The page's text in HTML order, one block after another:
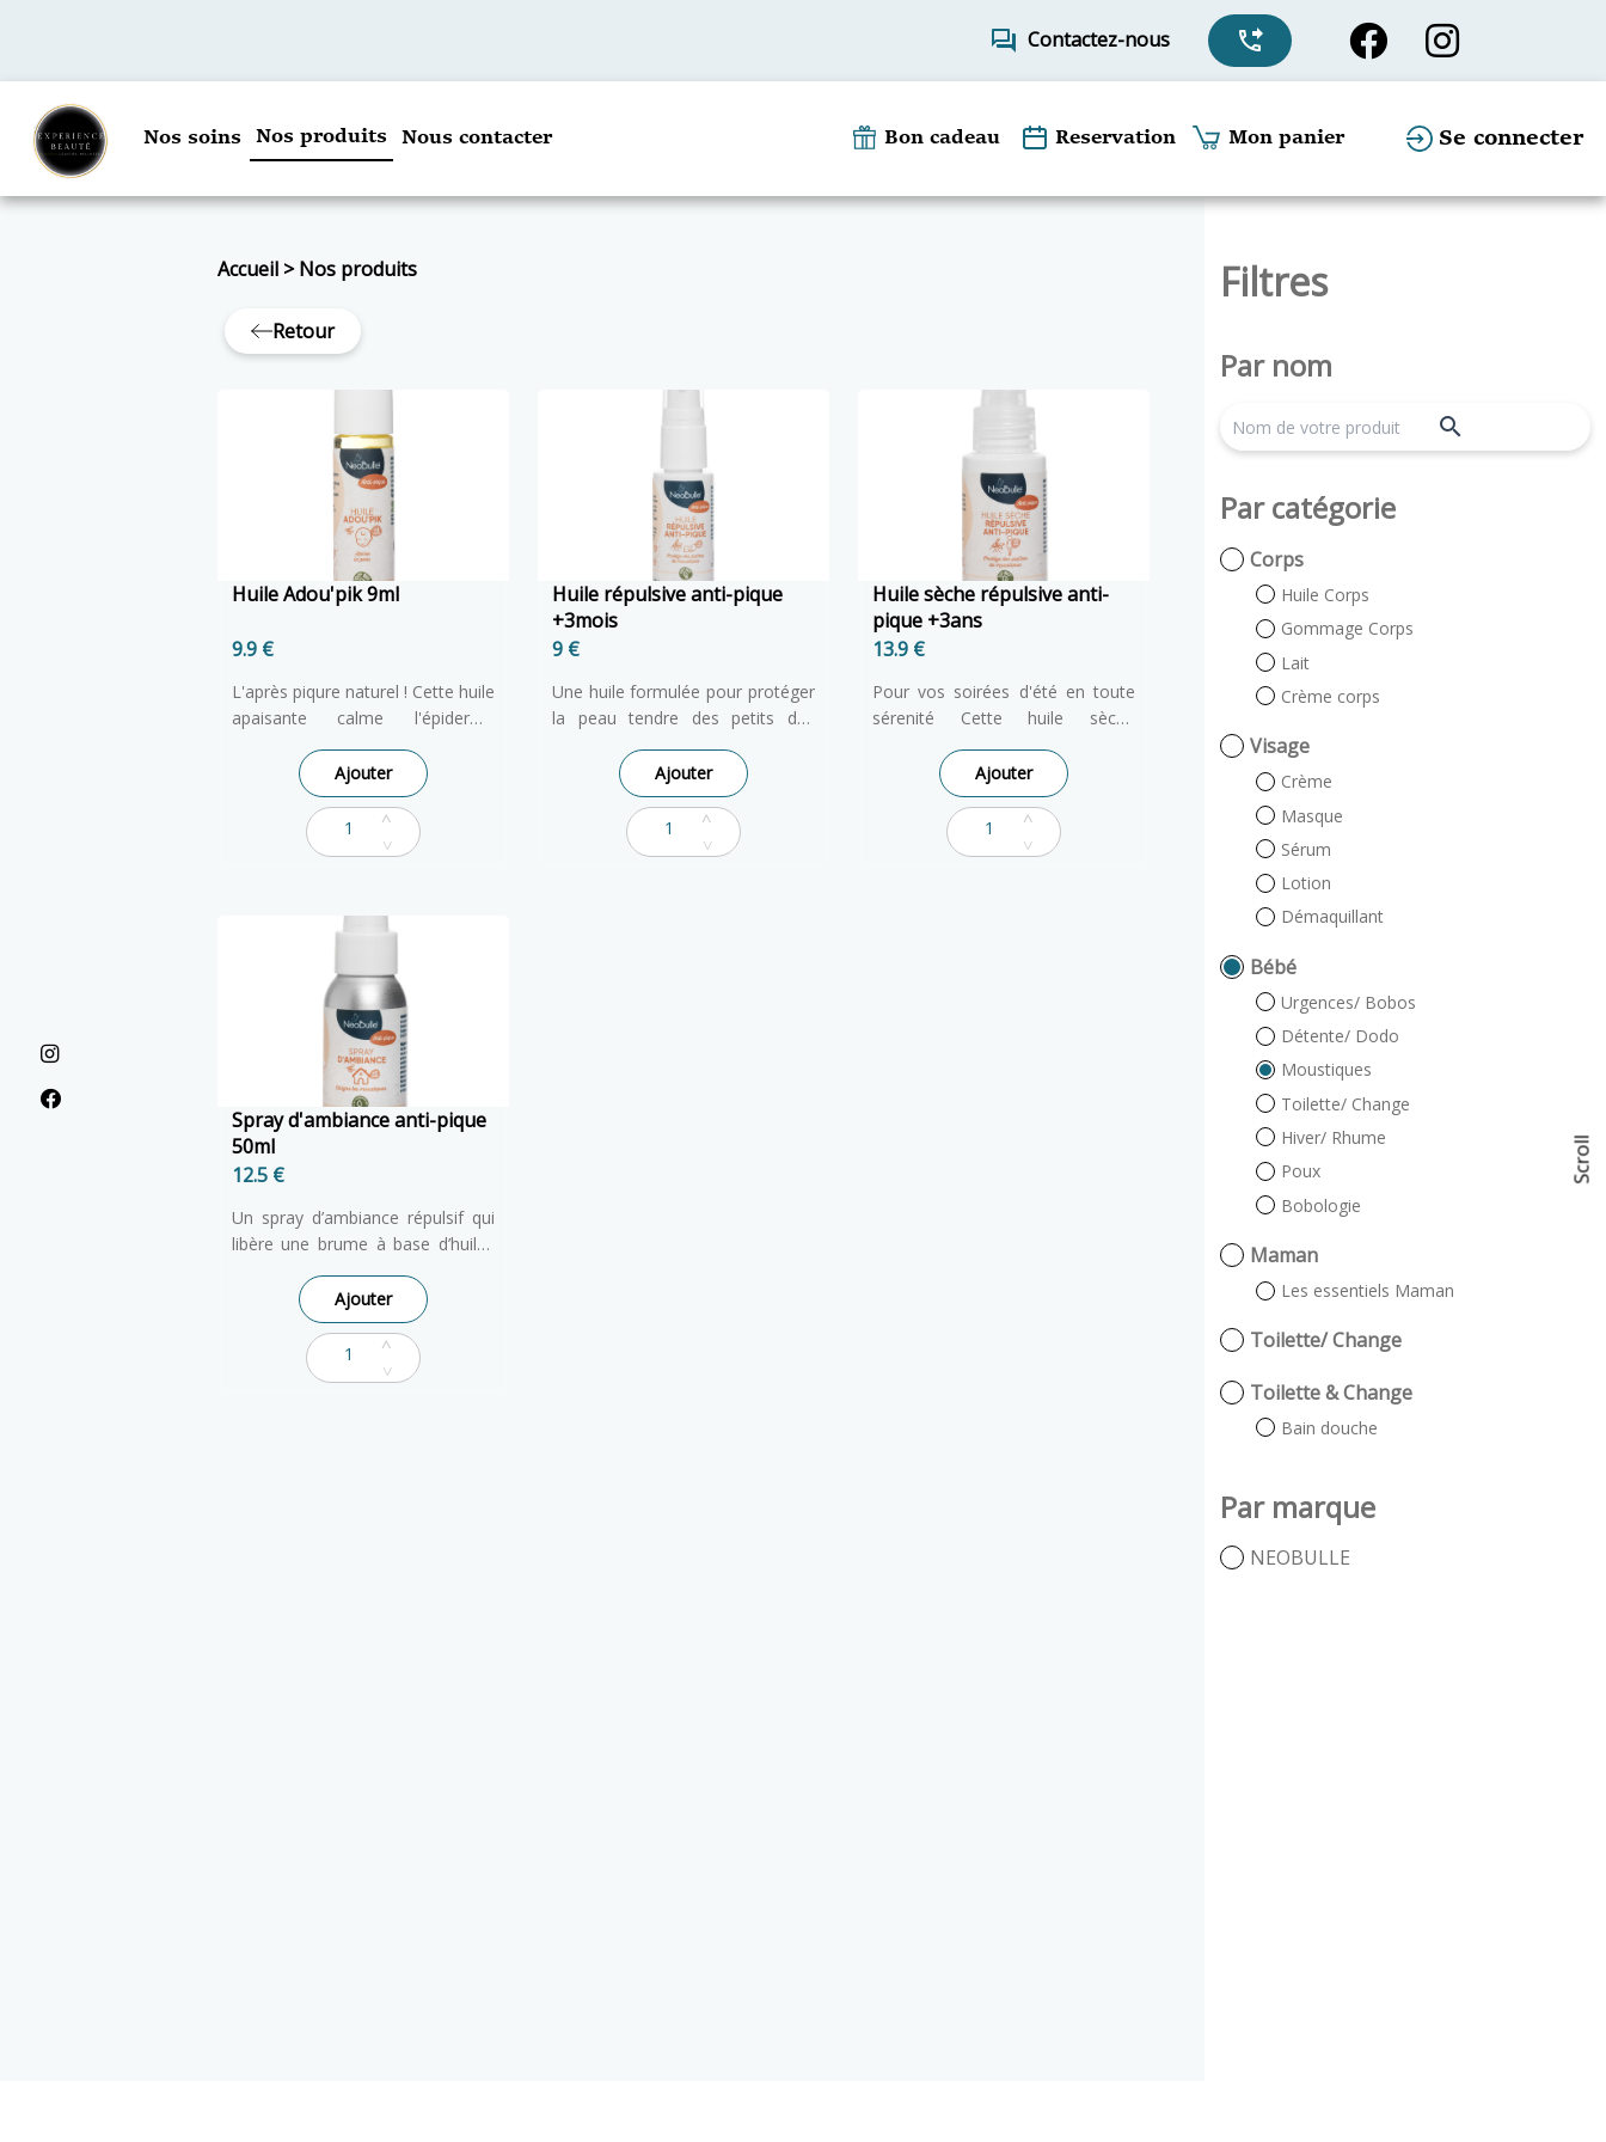
forum Contactez-nous phone_forwarded
Nos soins Nos produits Nous contacter Bon cadeau Reservation Mon panier Se connecter
Scroll
Accueil>Nos produits
Retour
Huile Adou'pik 9ml
9.9 €
L'après piqure naturel ! Cette huile
apaisante calme l'épiderme
agressé suite aux piqûres de
moustiques, guêpes et orties et
diminue efficacement l'envie de
se gratter. Pratique et
fonctionnel, son format Roll-on
une application rapide et précise.
Ajouter
Huile répulsive anti-pique
+3mois
9 €
Une huile formulée pour protéger
la peau tendre des petits des
piqures d’insectes. Une odeur
douce et agréable pour profiter
de la belle saison en toute
sérénité. Une texture douce et
non grasse grâce à l’huile de
Ajouter
Huile sèche répulsive anti-
pique +3ans
13.9 €
Pour vos soirées d'été en toute
sérenité Cette huile sèche
protège la peau des piqûres et
éloigne les moustiques. Grâce à
sa texture légère, elle nourrit la
peau sans laisser de film gras.
Indispensable pour passer des
Ajouter
Spray d'ambiance anti-pique
50ml
12.5 €
Un spray d’ambiance répulsif qui
libère une brume à base d’huiles
essentielles, sélectionnées et
dosées spécialement pour les
espaces de vie de bébé et de la
femme enceinte.
Ajouter
Filtres
Par nom
search
Par catégorie
Corps
Huile Corps
Gommage Corps
Lait
Crème corps
Visage
Crème
Masque
Sérum
Lotion
Démaquillant
Bébé
Urgences/ Bobos
Détente/ Dodo
Moustiques
Toilette/ Change
Hiver/ Rhume
Poux
Bobologie
Maman
Les essentiels Maman
Toilette/ Change
Toilette & Change
Bain douche
Par marque
NEOBULLE